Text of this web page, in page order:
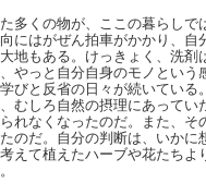
多くの物が、ここの暮らし
にはがぜん拍車がかかり、
地もある。けっきょく、洗
やっと自分自身のモノとい
びと反省の日々が続いてい
むしろ自然の摂理にあって
れなくなったのだ。また、
のだ。自分の判断は、いか
えて植えたハーブや花たち